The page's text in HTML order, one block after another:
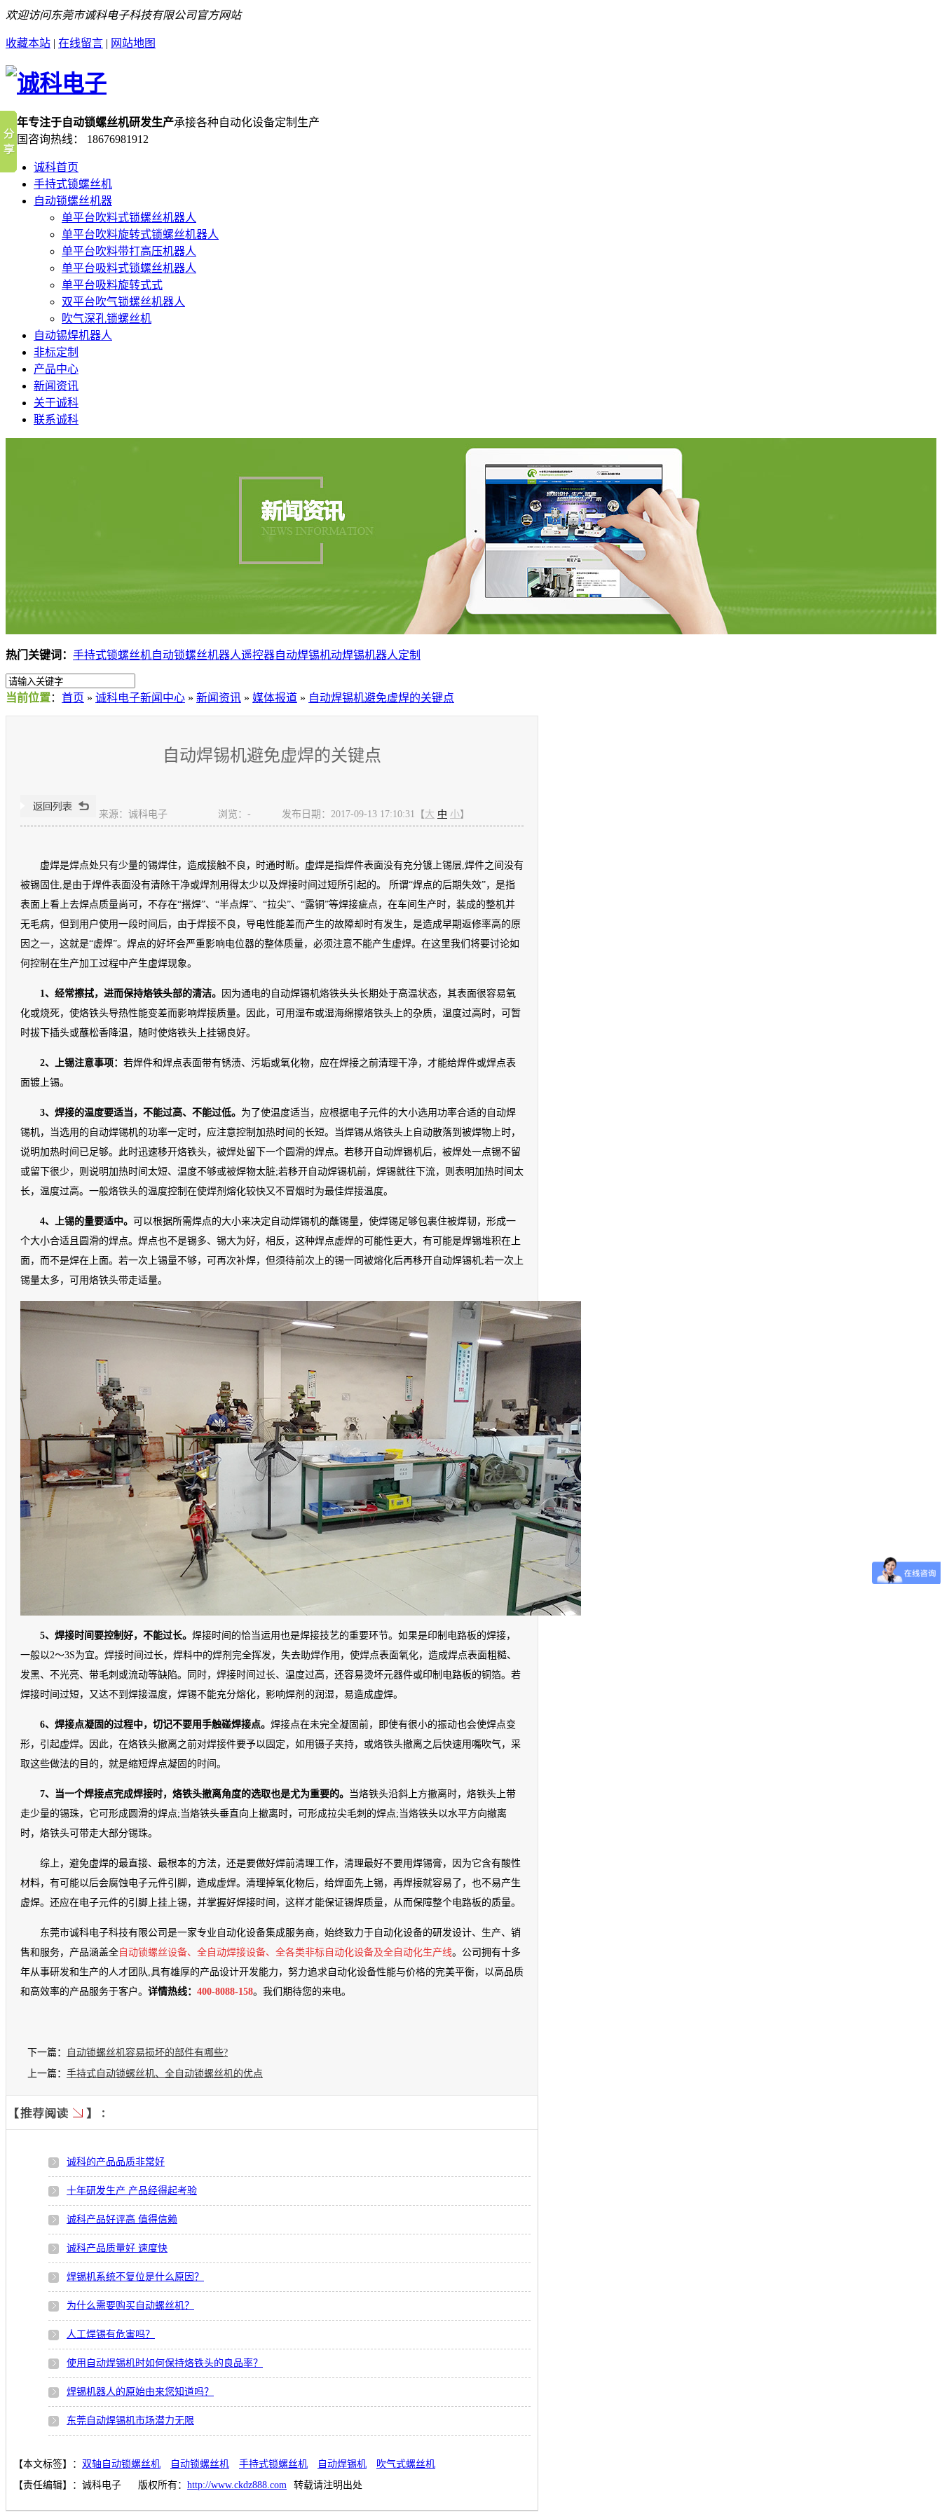
欢迎访问东莞市诚科电子科技有限公司官方网站
收藏本站 | 在线留言 | 网站地图
十年专注于自动锁螺丝机研发生产承接各种自动化设备定制生产
全国咨询热线：
18676981912
诚科首页
手持式锁螺丝机
自动锁螺丝机器
单平台吹料式锁螺丝机器人
单平台吹料旋转式锁螺丝机器人
单平台吹料带打高压机器人
单平台吸料式锁螺丝机器人
单平台吸料旋转式式
双平台吹气锁螺丝机器人
吹气深孔锁螺丝机
自动锡焊机器人
非标定制
产品中心
新闻资讯
关于诚科
联系诚科
热门关键词： 手持式锁螺丝机自动锁螺丝机器人遥控器自动焊锡机动焊锡机器人定制
当前位置： 首页 » 诚科电子新闻中心 » 新闻资讯 » 媒体报道 » 自动焊锡机避免虚焊的关键点
自动焊锡机避免虚焊的关键点
来源：诚科电子 浏览： - 发布日期：2017-09-13 17:10:31【大 中 小】
虚焊是焊点处只有少量的锡焊住，造成接触不良，时通时断。虚焊是指焊件表面没有充分镀上锡层,焊件之间没有
被锡固住,是由于焊件表面没有清除干净或焊剂用得太少以及焊接时间过短所引起的。 所谓“焊点的后期失效”，是指
表面上看上去焊点质量尚可，不存在“搭焊”、“半点焊”、“拉尖”、“露铜”等焊接疵点，在车间生产时，装成的整机并
无毛病，但到用户使用一段时间后，由于焊接不良，导电性能差而产生的故障却时有发生，是造成早期返修率高的原
因之一，这就是“虚焊”。焊点的好坏会严重影响电位器的整体质量，必须注意不能产生虚焊。在这里我们将要讨论如
何控制在生产加工过程中产生虚焊现象。
1、经常擦拭， 进而保持烙铁头部的清洁。
因为通电的自动焊锡机烙铁头头长期处于高温状态，其表面很容易氧
化或烧死，使烙铁头导热性能变差而影响焊接质量。因此，可用湿布或湿海绵擦烙铁头上的杂质，温度过高时，可暂
时拔下插头或蘸松香降温，随时使烙铁头上挂锡良好。
2、上锡注意事项： 若焊件和焊点表面带有锈渍、污垢或氧化物，应在焊接之前清理干净，才能给焊件或焊点表
面镀上锡。
3、焊接的温度要适当，不能过高、不能过低。 为了使温度适当，应根据电子元件的大小选用功率合适的自动焊
锡机，当选用的自动焊锡机的功率一定时，应注意控制加热时间的长短。当焊锡从烙铁头上自动散落到被焊物上时，
说明加热时间已足够。此时迅速移开烙铁头，被焊处留下一个圆滑的焊点。若移开自动焊锡机后，被焊处一点锡不留
或留下很少，则说明加热时间太短、温度不够或被焊物太脏;若移开自动焊锡机前，焊锡就往下流，则表明加热时间太
长，温度过高。一般烙铁头的温度控制在使焊剂熔化较快又不冒烟时为最佳焊接温度。
4、上锡的量要适中。
可以根据所需焊点的大小来决定自动焊锡机的蘸锡量，使焊锡足够包裹住被焊韧，形成一
个大小合适且圆滑的焊点。焊点也不是锡多、锡大为好，相反，这种焊点虚焊的可能性更大，有可能是焊锡堆积在上
面，而不是焊在上面。若一次上锡量不够，可再次补焊，但须待前次上的锡一同被熔化后再移开自动焊锡机;若一次上
锡量太多，可用烙铁头带走适量。
5、焊接时间要控制好，不能过长。 焊接时间的恰当运用也是焊接技艺的重要环节。如果是印制电路板的焊接，
一般以2～3S为宜。焊接时间过长，焊料中的焊剂完全挥发，失去助焊作用，使焊点表面氧化，造成焊点表面粗糙、
发黑、不光亮、带毛刺或流动等缺陷。同时，焊接时间过长、温度过高，还容易烫坏元器件或印制电路板的铜箔。若
焊接时间过短，又达不到焊接温度，焊锡不能充分熔化，影响焊剂的润湿，易造成虚焊。
6、焊接点凝固的过程中，切记不要用手触碰焊接点。 焊接点在未完全凝固前，即使有很小的振动也会使焊点变
形，引起虚焊。因此，在烙铁头撤离之前对焊接件要予以固定，如用镊子夹持，或烙铁头撤离之后快速用嘴吹气，采
取这些做法的目的，就是缩短焊点凝固的时间。
7、当一个焊接点完成焊接时，烙铁头撤离角度的选取也是尤为重要的。 当烙铁头沿斜上方撤离时，烙铁头上带
走少量的锡珠，它可形成圆滑的焊点;当烙铁头垂直向上撤离时，可形成拉尖毛刺的焊点;当烙铁头以水平方向撤离
时，烙铁头可带走大部分锡珠。
综上，避免虚焊的最直接、最根本的方法，还是要做好焊前清理工作，清理最好不要用焊锡膏，因为它含有酸性
材料，有可能以后会腐蚀电子元件引脚，造成虚焊。清理掉氧化物后，给焊面先上锡，再焊接就容易了，也不易产生
虚焊。还应在电子元件的引脚上挂上锡，并掌握好焊接时间，这样才能保证锡焊质量，从而保障整个电路板的质量。
东莞市诚科电子科技有限公司是一家专业自动化设备集成服务商，始终致力于自动化设备的研发设计、生产、销
售和服务，产品涵盖全 自动锁螺丝设备、全自动焊接设备、全各类非标自动化设备及全自动化生产线。公司拥有十多
年从事研发和生产的人才团队,具有雄厚的产品设计开发能力，努力追求自动化设备性能与价格的完美平衡，以高品质
和高效率的产品服务于客户。 详情热线： 400-8088-158。我们期待您的来电。
下一篇：
自动锁螺丝机容易损坏的部件有哪些?
上一篇： 手持式自动锁螺丝机、全自动锁螺丝机的优点
诚科的产品品质非常好
十年研发生产 产品经得起考验
诚科产品好评高 值得信赖
诚科产品质量好 速度快
焊锡机系统不复位是什么原因？
为什么需要购买自动螺丝机？
人工焊锡有危害吗？
使用自动焊锡机时如何保持烙铁头的良品率？
焊锡机器人的原始由来您知道吗？
东莞自动焊锡机市场潜力无限
【本文标签】： 双轴自动锁螺丝机 自动锁螺丝机 手持式锁螺丝机 自动焊锡机
吹气式螺丝机
【责任编辑】： 诚科电子 版权所有： http://www.ckdz888.com 转载请注明出处